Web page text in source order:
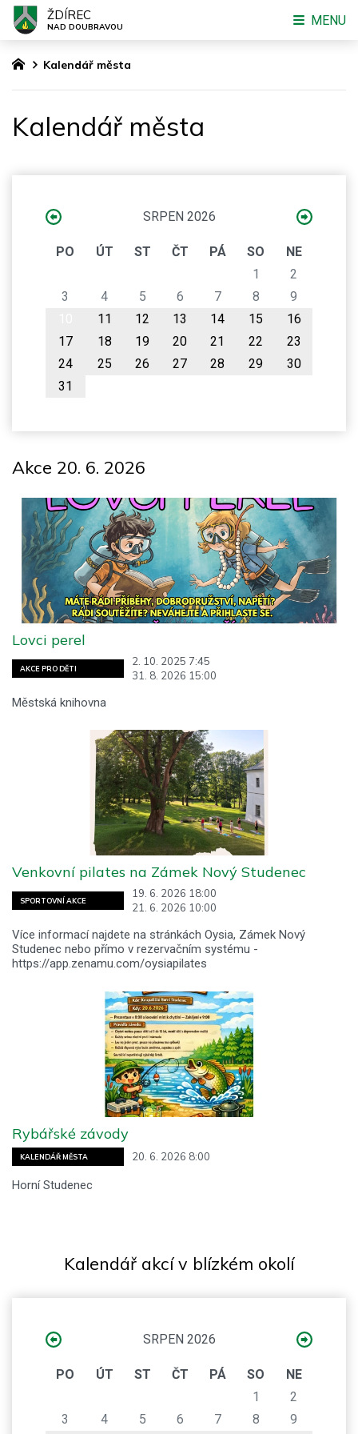
Kalendář města
Kalendář města
SRPEN 2026
PO ÚT ST ČT PÁ SO
NE
1
2
3
4 5 6 7 8
9
11 12 13 14 15
16
17
18 19 20 21 22
23
24
25 26 27 28 29
30
31
Akce 20. 6. 2026
AKCE PRO DĚTI
2. 10. 2025 7:45
31. 8. 2026 15:00
Lovci perel
Městská knihovna
SPORTOVNÍ AKCE
19. 6. 2026 18:00
21. 6. 2026 10:00
Venkovní pilates na Zámek Nový Studenec
Více informací najdete na stránkách Oysia, Zámek Nový
Studenec nebo přímo v rezervačním systému -
https://app.zenamu.com/oysiapilates
KALENDÁŘ MĚSTA 20. 6. 2026 8:00
Rybářské závody
Horní Studenec
Kalendář akcí v blízkém okolí
SRPEN 2026
PO ÚT ST ČT PÁ SO
NE
1
2
3
4 5 6 7 8
9
ŽDÍREC
NAD DOUBRAVOU MENU